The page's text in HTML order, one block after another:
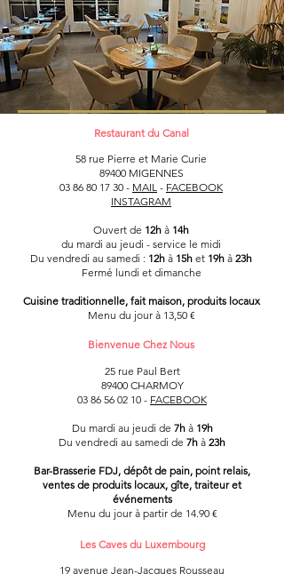
Restaurant du Canal
58 rue Pierre et Marie Curie
89400 MIGENNES
03 86 80 17 30 - MAIL - FACEBOOK
INSTAGRAM
Ouvert de 12h à 14h
du mardi au jeudi - service le midi
Du vendredi au samedi : 12h à 15h et 19h à 23h
Fermé lundi et dimanche
Cuisine traditionnelle, fait maison, produits locaux
Menu du jour à 13,50 €
Bienvenue Chez Nous
25 rue Paul Bert
89400 CHARMOY
03 86 56 02 10 - FACEBOOK
Du mardi au jeudi de 7h à 19h
Du vendredi au samedi de 7h à 23h
Bar-Brasserie FDJ, dépôt de pain, point relais,
ventes de produits locaux, gîte, traiteur et
événements
Menu du jour à partir de 14.90 €
Les Caves du Luxembourg
19 avenue Jean-Jacques Rousseau